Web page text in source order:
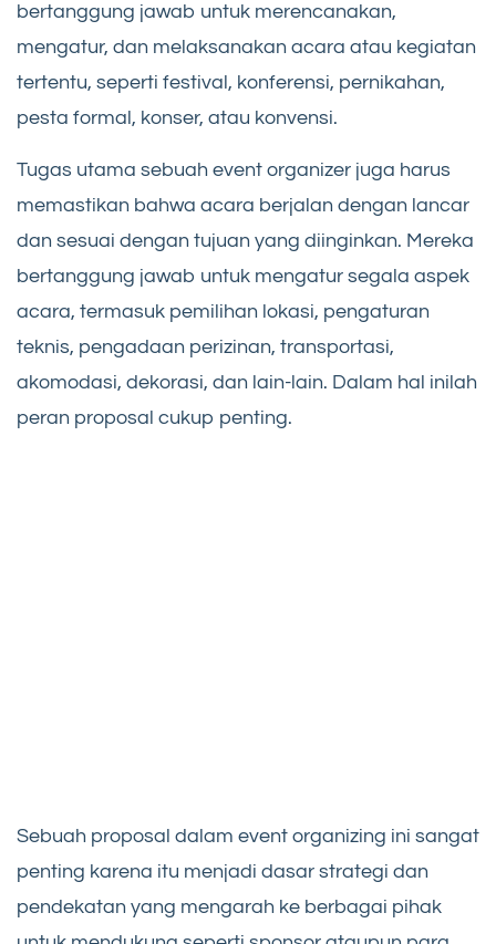
bertanggung jawab untuk merencanakan,
mengatur, dan melaksanakan acara atau kegiatan
tertentu, seperti festival, konferensi, pernikahan,
pesta formal, konser, atau konvensi.
Tugas utama sebuah event organizer juga harus
memastikan bahwa acara berjalan dengan lancar
dan sesuai dengan tujuan yang diinginkan. Mereka
bertanggung jawab untuk mengatur segala aspek
acara, termasuk pemilihan lokasi, pengaturan
teknis, pengadaan perizinan, transportasi,
akomodasi, dekorasi, dan lain-lain. Dalam hal inilah
peran proposal cukup penting.
Sebuah proposal dalam event organizing ini sangat
penting karena itu menjadi dasar strategi dan
pendekatan yang mengarah ke berbagai pihak